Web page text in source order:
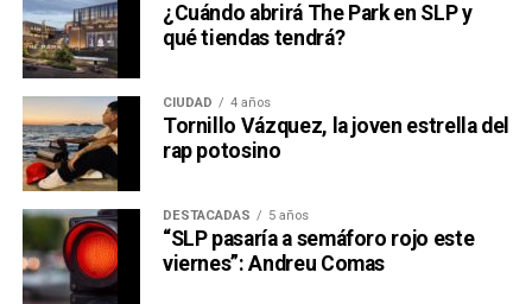
¿Cuándo abrirá The Park en SLP y
qué tiendas tendrá?
CIUDAD 4 años
Tornillo Vázquez, la joven estrella del
rap potosino
DESTACADAS 5 años
“SLP pasaría a semáforo rojo este
viernes”: Andreu Comas